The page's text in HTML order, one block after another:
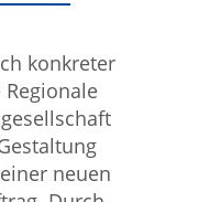
konkreter
neuen